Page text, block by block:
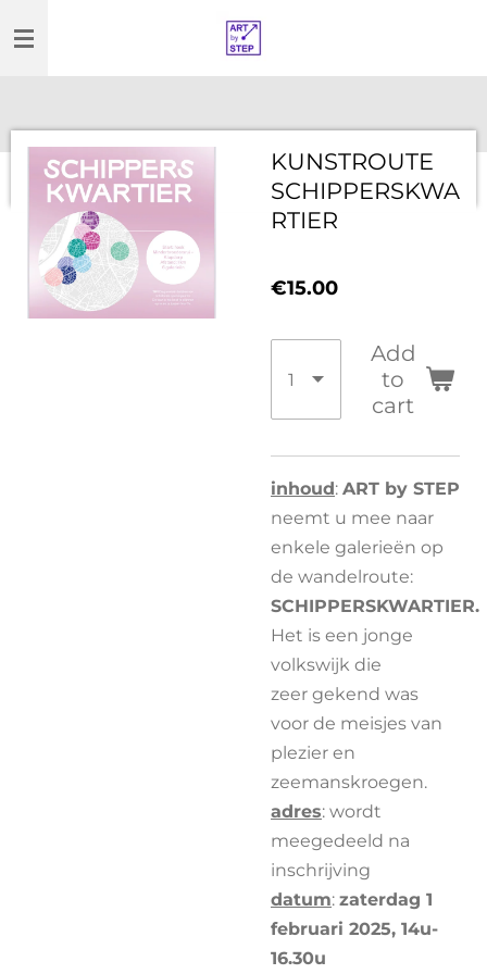
to
main
KUNSTROUTE
SCHIPPERSKWA
RTIER
€15.00
Add
to
cart
inhoud: ART by STEP
neemt u mee naar
enkele galerieën op
de wandelroute:
SCHIPPERSKWARTIER.
Het is een jonge
volkswijk die
zeer gekend was
voor de meisjes van
plezier en
zeemanskroegen.
adres: wordt
meegedeeld na
inschrijving
datum: zaterdag 1
februari 2025, 14u-
16.30u